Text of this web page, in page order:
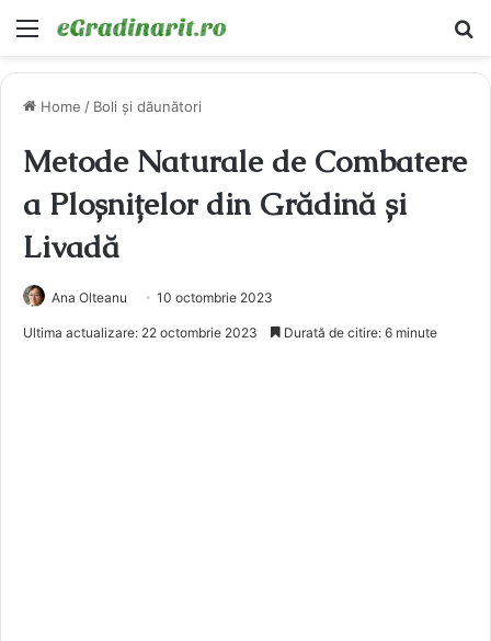
Menu
Home / Boli și dăunători
Metode Naturale de Combatere
a Ploșnițelor din Grădină și
Livadă
Ana Olteanu 10 octombrie 2023
Ultima actualizare: 22 octombrie 2023 Durată de citire: 6 minute